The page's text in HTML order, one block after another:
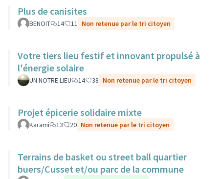
Plus de canisites
BENOIT 14 11 Non retenue par le tri citoyen
Votre tiers lieu festif et innovant propulsé à
l'énergie solaire
UN NOTRE LIEU 14 38 Non retenue par le tri citoyen
Projet épicerie solidaire mixte
Karami 13 20 Non retenue par le tri citoyen
Terrains de basket ou street ball quartier
buers/Cusset et/ou parc de la commune